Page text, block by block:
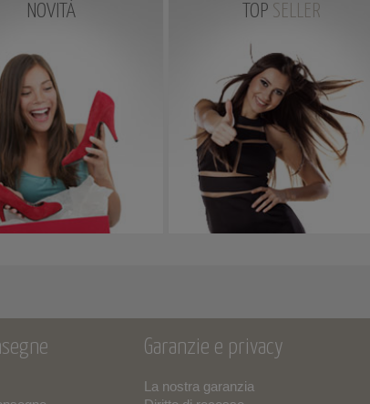
NOVITÀ TOP SELLER
Garanzie e privacy
La nostra garanzia